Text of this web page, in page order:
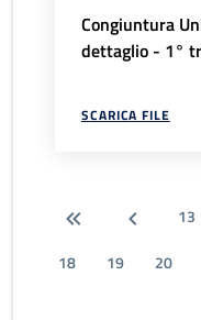
Congiuntura
dettaglio - 1°
SCARICA FILE
13
18
19 20